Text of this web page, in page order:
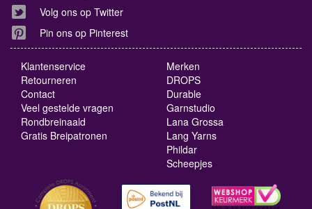
Volg ons op Twitter
Pin ons op Pinterest
Klantenservice
Retourneren
Contact
Veel gestelde vragen
Rondbreinaald
Gratis Breipatronen
Merken
DROPS
Durable
Garnstudio
Lana Grossa
Lang Yarns
Phildar
Scheepjes